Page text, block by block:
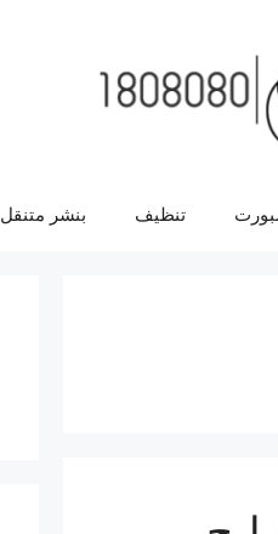
تنظيف بنشر متنقل